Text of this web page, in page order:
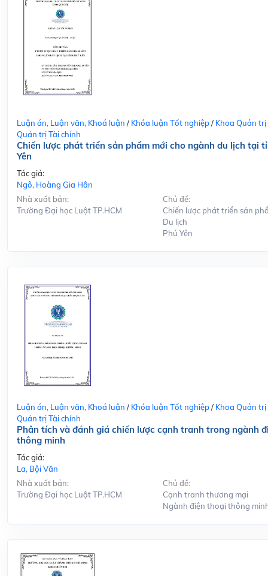
Luận án, Luận văn, Khoá luận / Khóa luận Tốt nghiệp/ Khoa Quản trị
Quản trị Tài chính
Chiến lược phát triển sản phẩm mới cho ngành du lịch tại
Yên
Tác giả:
Ngô, Hoàng Gia Hân
Nhà xuất bản:
Trường Đại học Luật TP.HCM
Chủ đề:
Chiến lược phát triển sản
Du lịch
Phú Yên
Luận án, Luận văn, Khoá luận / Khóa luận Tốt nghiệp/ Khoa Quản trị
Quản trị Tài chính
Phân tích và đánh giá chiến lược cạnh tranh trong ngành
thông minh
Tác giả:
La, Bội Văn
Nhà xuất bản:
Trường Đại học Luật TP.HCM
Chủ đề:
Cạnh tranh thương mại
Ngành điện thoại thông